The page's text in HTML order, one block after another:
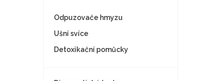
Odpuzovače hmyzu
Ušní svíce
Detoxikační pomůcky